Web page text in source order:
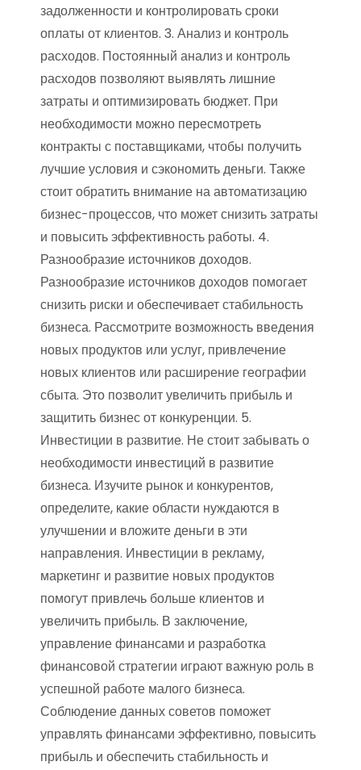
задолженности и контролировать сроки
оплаты от клиентов. 3. Анализ и контроль
расходов. Постоянный анализ и контроль
расходов позволяют выявлять лишние
затраты и оптимизировать бюджет. При
необходимости можно пересмотреть
контракты с поставщиками, чтобы получить
лучшие условия и сэкономить деньги. Также
стоит обратить внимание на автоматизацию
бизнес-процессов, что может снизить затраты
и повысить эффективность работы. 4.
Разнообразие источников доходов.
Разнообразие источников доходов помогает
снизить риски и обеспечивает стабильность
бизнеса. Рассмотрите возможность введения
новых продуктов или услуг, привлечение
новых клиентов или расширение географии
сбыта. Это позволит увеличить прибыль и
защитить бизнес от конкуренции. 5.
Инвестиции в развитие. Не стоит забывать о
необходимости инвестиций в развитие
бизнеса. Изучите рынок и конкурентов,
определите, какие области нуждаются в
улучшении и вложите деньги в эти
направления. Инвестиции в рекламу,
маркетинг и развитие новых продуктов
помогут привлечь больше клиентов и
увеличить прибыль. В заключение,
управление финансами и разработка
финансовой стратегии играют важную роль в
успешной работе малого бизнеса.
Соблюдение данных советов поможет
управлять финансами эффективно, повысить
прибыль и обеспечить стабильность и